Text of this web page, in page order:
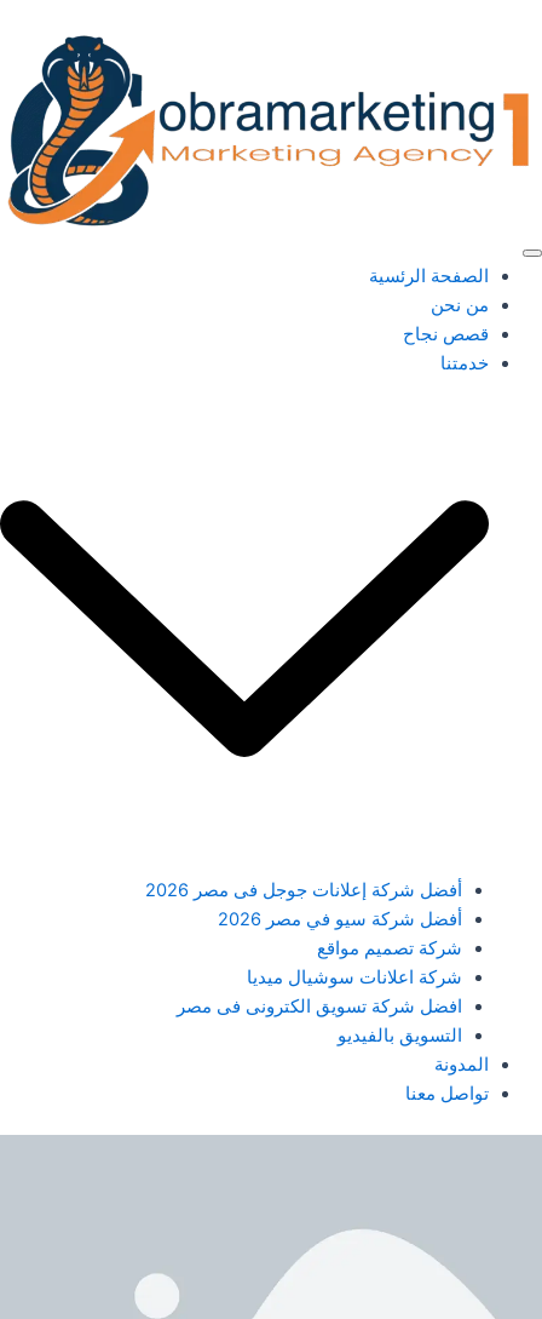
الصفحة الرئسية
من نحن
قصص نجاح
خدمتنا
أفضل شركة إعلانات جوجل فى مصر 2026
أفضل شركة سيو في مصر 2026
شركة تصميم مواقع
شركة اعلانات سوشيال ميديا
افضل شركة تسويق الكترونى فى مصر
التسويق بالفيديو
المدونة
تواصل معنا